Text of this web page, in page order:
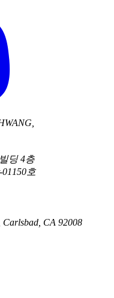
딩 4층
호
CA 92008